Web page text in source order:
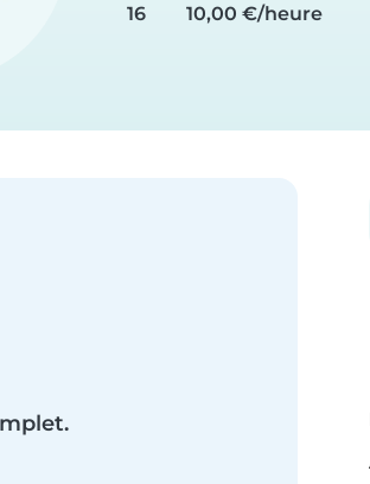
16
10,00 €/heure